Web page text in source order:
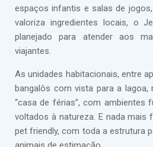
espaços infantis e salas de
valoriza ingredientes locais, o
planejado para atender aos
viajantes.
As unidades habitacionais, entre
bangalôs com vista para a
“casa de férias”, com ambientes
voltados à natureza. E nada mais
pet friendly, com toda a estrutura